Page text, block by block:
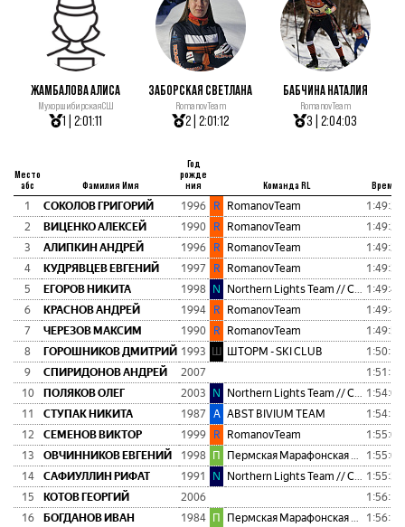
ЖАМБАЛОВА АЛИСА
МухоршибирскаяСШ
1 | 2:01:11
ЗАБОРСКАЯ СВЕТЛАНА
RomanovTeam
2 | 2:01:12
БАБЧИНА НАТАЛИЯ
RomanovTeam
3 | 2:04:03
Место
абс
Фамилия Имя
Год
рожде
ния
Команда RL Время
1 СОКОЛОВ ГРИГОРИЙ 1996 R RomanovTeam
1:49:23
2
ВИЦЕНКО АЛЕКСЕЙ 1990 R RomanovTeam
1:49:24
3
АЛИПКИН АНДРЕЙ 1996 R RomanovTeam
1:49:25
4
КУДРЯВЦЕВ ЕВГЕНИЙ 1997 R RomanovTeam
1:49:31
5
ЕГОРОВ НИКИТА 1998 N Northern Lights Team // Сияние Севера 1:49:40
6
КРАСНОВ АНДРЕЙ 1994 R RomanovTeam
1:49:41
7
ЧЕРЕЗОВ МАКСИМ 1990 R RomanovTeam
1:49:50
8
ГОРОШНИКОВ ДМИТРИЙ 1993 Ш ШТОРМ - SKI CLUB
1:50:19
9
СПИРИДОНОВ АНДРЕЙ 2007
1:51:12
10
ПОЛЯКОВ ОЛЕГ 2003 N Northern Lights Team // Сияние Севера 1:54:01
11
СТУПАК НИКИТА 1987 A ABST BIVIUM TEAM
1:54:18
12
СЕМЕНОВ ВИКТОР 1999 R RomanovTeam
1:55:04
13
ОВЧИННИКОВ ЕВГЕНИЙ 1998 П Пермская Марафонская Команда
1:55:05
14
САФИУЛЛИН РИФАТ 1991 N Northern Lights Team // Сияние Севера 1:55:36
15
КОТОВ ГЕОРГИЙ 2006
1:56:14
16
БОГДАНОВ ИВАН 1984 П Пермская Марафонская Команда
1:56:15